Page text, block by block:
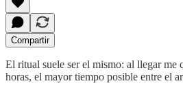
Compartir
El ritual suele ser el mismo: al llegar
horas, el mayor tiempo posible entre el